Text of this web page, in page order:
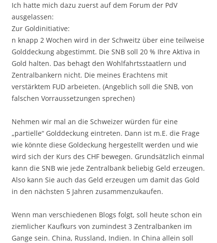
Ich hatte mich dazu zuerst auf dem Forum der PdV
ausgelassen:
Zur Goldinitiative:
n knapp 2 Wochen wird in der Schweitz über eine teilweise
Golddeckung abgestimmt. Die SNB soll 20 % Ihre Aktiva in
Gold halten. Das behagt den Wohlfahrtsstaatlern und
Zentralbankern nicht. Die meines Erachtens mit
verstärktem FUD arbeieten. (Angeblich soll die SNB, von
falschen Vorraussetzungen sprechen)
Nehmen wir mal an die Schweizer würden für eine
„partielle“ Golddeckung eintreten. Dann ist m.E. die Frage
wie könnte diese Goldeckung hergestellt werden und wie
wird sich der Kurs des CHF bewegen. Grundsätzlich einmal
kann die SNB wie jede Zentralbank beliebig Geld erzeugen.
Also kann Sie auch das Geld erzeugen um damit das Gold
in den nächsten 5 Jahren zusammenzukaufen.
Wenn man verschiedenen Blogs folgt, soll heute schon ein
ziemlicher Kaufkurs von zumindest 3 Zentralbanken im
Gange sein. China, Russland, Indien. In China allein soll